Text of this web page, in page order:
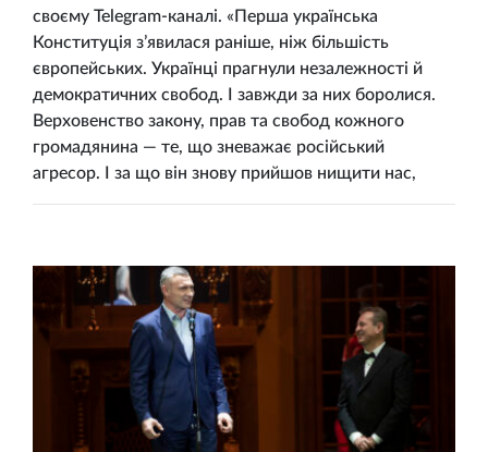
своєму Telegram-каналі. «Перша українська
Конституція з’явилася раніше, ніж більшість
європейських. Українці прагнули незалежності й
демократичних свобод. І завжди за них боролися.
Верховенство закону, прав та свобод кожного
громадянина — те, що зневажає російський
агресор. І за що він знову прийшов нищити нас,